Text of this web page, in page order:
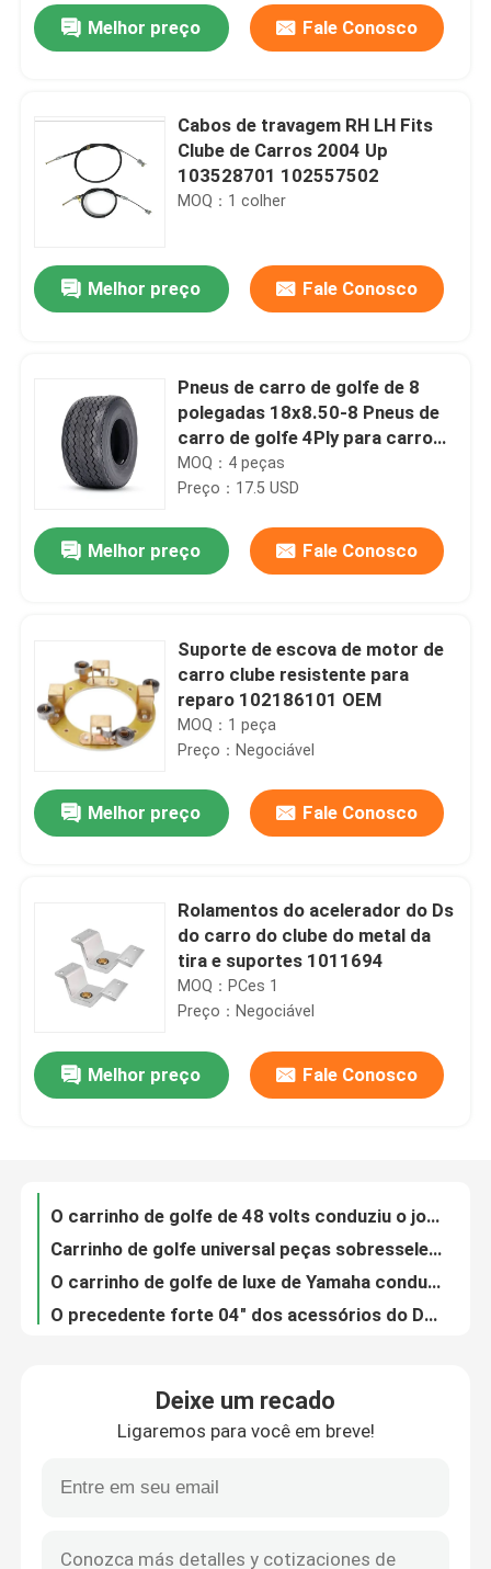
Casa
Produtos
Sobre nós
Controle da qualidade
Contato E.U.
Tampas de roda do carrinho de golfe
Painel do carrinho de golfe
Melhor preço Fale Conosco
Cabos de travagem RH LH Fits
Clube de Carros 2004 Up
103528701 102557502
MOQ：1 colher
Melhor preço Fale Conosco
Pneus de carro de golfe de 8
polegadas 18x8.50-8 Pneus de
carro de golfe 4Ply para carro
de clube ezgo
MOQ：4 peças
Preço：17.5 USD
Melhor preço Fale Conosco
Suporte de escova de motor de
carro clube resistente para
reparo 102186101 OEM
MOQ：1 peça
Preço：Negociável
Melhor preço Fale Conosco
Rolamentos do acelerador do Ds
do carro do clube do metal da
tira e suportes 1011694
MOQ：PCes 1
Preço：Negociável
Melhor preço Fale Conosco
O precedente forte 04" dos acessórios do Ds do carro do clube + para-choque alarga-se tamanho padrão do OEM
O para-choque alto do carrinho de golfe de Strengh PP alarga-se alargamentos do para-choque de Front And Rear Ezgo Txt
Os alargamentos plásticos do para-choque para o preto do carrinho de golfe de Ezgo Textured o revestimento de superfície preto
Deixe um recado
Ligaremos para você em breve!